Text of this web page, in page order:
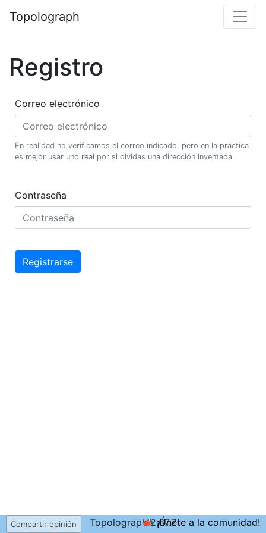
Topolograph
Registro
Correo electrónico
En realidad no verificamos el correo indicado, pero en la práctica
es mejor usar uno real por si olvidas una dirección inventada.
Contraseña
Registrarse
Compartir opinión Topolograph 2.67.7📣 ¡Únete a la comunidad!